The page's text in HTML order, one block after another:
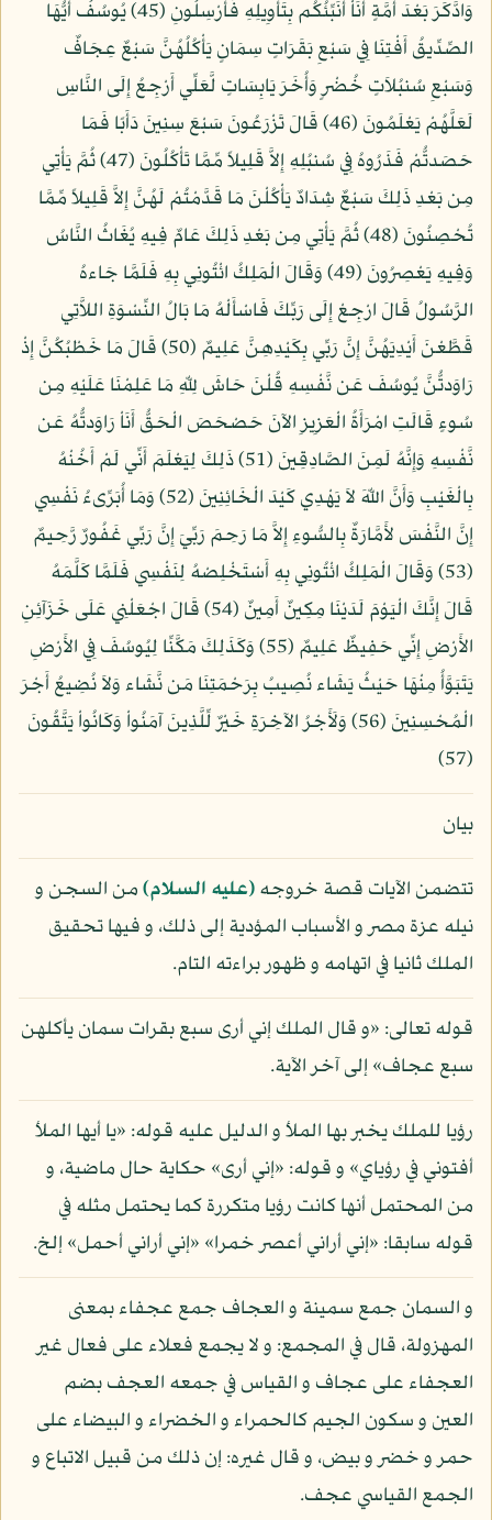
وَادَّكَرَ بَعْدَ أُمَّةٍ أَنَاْ أُنَبِّئُكُم بِتَأْوِيلِهِ فَأَرْسِلُونِ (45) يُوسُفُ أَيُّهَا
الصِّدِّيقُ أَفْتِنَا فِي سَبْعِ بَقَرَاتٍ سِمَانٍ يَأْكُلُهُنَّ سَبْعٌ عِجَافٌ
وَسَبْعِ سُنبُلاَتٍ خُضْرٍ وَأُخَرَ يَابِسَاتٍ لَّعَلِّي أَرْجِعُ إِلَى النَّاسِ
لَعَلَّهُمْ يَعْلَمُونَ (46) قَالَ تَزْرَعُونَ سَبْعَ سِنِينَ دَأَبًا فَمَا
حَصَدتُّمْ فَذَرُوهُ فِي سُنبُلِهِ إِلاَّ قَلِيلاً مِّمَّا تَأْكُلُونَ (47) ثُمَّ يَأْتِي
مِن بَعْدِ ذَلِكَ سَبْعٌ شِدَادٌ يَأْكُلْنَ مَا قَدَّمْتُمْ لَهُنَّ إِلاَّ قَلِيلاً مِّمَّا
تُحْصِنُونَ (48) ثُمَّ يَأْتِي مِن بَعْدِ ذَلِكَ عَامٌ فِيهِ يُغَاثُ النَّاسُ
وَفِيهِ يَعْصِرُونَ (49) وَقَالَ الْمَلِكُ ائْتُونِي بِهِ فَلَمَّا جَاءهُ
الرَّسُولُ قَالَ ارْجِعْ إِلَى رَبِّكَ فَاسْأَلْهُ مَا بَالُ النِّسْوَةِ اللاَّتِي
قَطَّعْنَ أَيْدِيَهُنَّ إِنَّ رَبِّي بِكَيْدِهِنَّ عَلِيمٌ (50) قَالَ مَا خَطْبُكُنَّ إِذْ
رَاوَدتُّنَّ يُوسُفَ عَن نَّفْسِهِ قُلْنَ حَاشَ لِلّهِ مَا عَلِمْنَا عَلَيْهِ مِن
سُوءٍ قَالَتِ امْرَأَةُ الْعَزِيزِ الآنَ حَصْحَصَ الْحَقُّ أَنَاْ رَاوَدتُّهُ عَن
نَّفْسِهِ وَإِنَّهُ لَمِنَ الصَّادِقِينَ (51) ذَلِكَ لِيَعْلَمَ أَنِّي لَمْ أَخُنْهُ
بِالْغَيْبِ وَأَنَّ اللّهَ لاَ يَهْدِي كَيْدَ الْخَائِنِينَ (52) وَمَا أُبَرِّىءُ نَفْسِي
إِنَّ النَّفْسَ لأَمَّارَةٌ بِالسُّوءِ إِلاَّ مَا رَحِمَ رَبِّيَ إِنَّ رَبِّي غَفُورٌ رَّحِيمٌ
(53) وَقَالَ الْمَلِكُ ائْتُونِي بِهِ أَسْتَخْلِصْهُ لِنَفْسِي فَلَمَّا كَلَّمَهُ
قَالَ إِنَّكَ الْيَوْمَ لَدَيْنَا مِكِينٌ أَمِينٌ (54) قَالَ اجْعَلْنِي عَلَى خَزَآئِنِ
الأَرْضِ إِنِّي حَفِيظٌ عَلِيمٌ (55) وَكَذَلِكَ مَكَّنِّا لِيُوسُفَ فِي الأَرْضِ
يَتَبَوَّأُ مِنْهَا حَيْثُ يَشَاء نُصِيبُ بِرَحْمَتِنَا مَن نَّشَاء وَلاَ نُضِيعُ أَجْرَ
الْمُحْسِنِينَ (56) وَلَأَجْرُ الآخِرَةِ خَيْرٌ لِّلَّذِينَ آمَنُواْ وَكَانُواْ يَتَّقُونَ
(57)
بيان
تتضمن الآيات قصة خروجه(عليه السلام)من السجن و
نيله عزة مصر و الأسباب المؤدية إلى ذلك، و فيها تحقيق
الملك ثانيا في اتهامه و ظهور براءته التام.
قوله تعالى: «و قال الملك إني أرى سبع بقرات سمان يأكلهن
سبع عجاف» إلى آخر الآية.
رؤيا للملك يخبر بها الملأ و الدليل عليه قوله: «يا أيها الملأ
أفتوني في رؤياي» و قوله: «إني أرى» حكاية حال ماضية، و
من المحتمل أنها كانت رؤيا متكررة كما يحتمل مثله في
قوله سابقا: «إني أراني أعصر خمرا» «إني أراني أحمل» إلخ.
و السمان جمع سمينة و العجاف جمع عجفاء بمعنى
المهزولة، قال في المجمع: و لا يجمع فعلاء على فعال غير
العجفاء على عجاف و القياس في جمعه العجف بضم
العين و سكون الجيم كالحمراء و الخضراء و البيضاء على
حمر و خضر و بيض، و قال غيره: إن ذلك من قبيل الاتباع و
الجمع القياسي عجف.